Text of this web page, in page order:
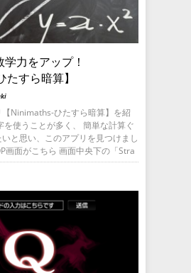
力をアップ！
たすら暗算】
Ninimaths-ひたすら暗算】を紹
を使うことが多く、 簡単な計算ぐ
と思い、このアプリを見つけまし
画面がこちら 画面中央下の「Stra